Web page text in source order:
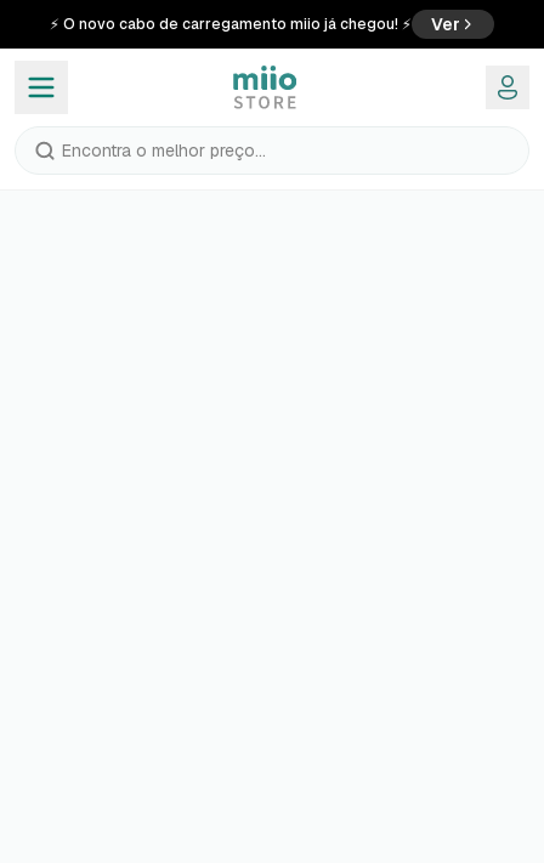
⚡ O novo cabo de carregamento miio já chegou! ⚡ Ver
Encontra o melhor preço...